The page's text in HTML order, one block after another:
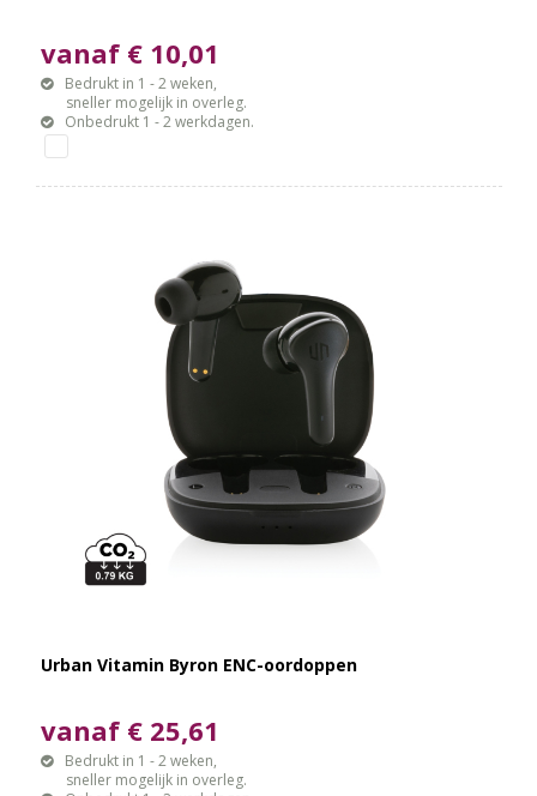
vanaf € 10,01
Bedrukt in 1 - 2 weken,
sneller mogelijk in overleg.
Onbedrukt 1 - 2 werkdagen.
Urban Vitamin Byron ENC-oordoppen
vanaf € 25,61
Bedrukt in 1 - 2 weken,
sneller mogelijk in overleg.